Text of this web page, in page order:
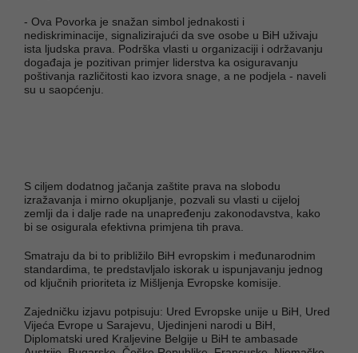
- Ova Povorka je snažan simbol jednakosti i
nediskriminacije, signalizirajući da sve osobe u BiH uživaju
ista ljudska prava. Podrška vlasti u organizaciji i održavanju
događaja je pozitivan primjer liderstva ka osiguravanju
poštivanja različitosti kao izvora snage, a ne podjela - naveli
su u saopćenju.
S ciljem dodatnog jačanja zaštite prava na slobodu
izražavanja i mirno okupljanje, pozvali su vlasti u cijeloj
zemlji da i dalje rade na unapređenju zakonodavstva, kako
bi se osigurala efektivna primjena tih prava.
Smatraju da bi to približilo BiH evropskim i međunarodnim
standardima, te predstavljalo iskorak u ispunjavanju jednog
od ključnih prioriteta iz Mišljenja Evropske komisije.
Zajedničku izjavu potpisuju: Ured Evropske unije u BiH, Ured
Vijeća Evrope u Sarajevu, Ujedinjeni narodi u BiH,
Diplomatski ured Kraljevine Belgije u BiH te ambasade